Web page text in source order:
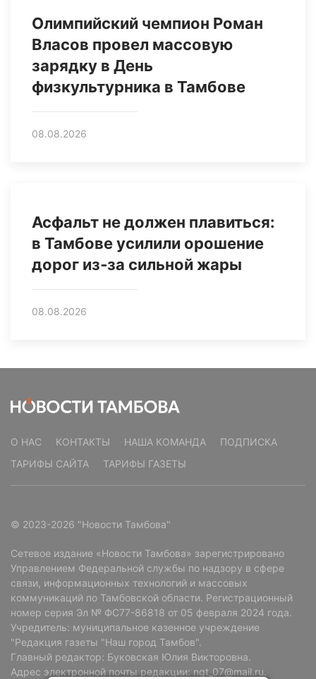
Олимпийский чемпион Роман
Власов провел массовую
зарядку в День
физкультурника в Тамбове
08.08.2026
Асфальт не должен плавиться:
в Тамбове усилили орошение
дорог из‑за сильной жары
08.08.2026
О НАС КОНТАКТЫ НАША КОМАНДА
ПОДПИСКА
ТАРИФЫ САЙТА
ТАРИФЫ ГАЗЕТЫ
© 2023-2026 "Новости Тамбова"
Сетевое издание «Новости Тамбова» зарегистрировано
Управлением Федеральной службы по надзору в сфере
связи, информационных технологий и массовых
коммуникаций по Тамбовской области. Регистрационный
номер серия Эл № ФС77-86818 от 05 февраля 2024 года.
Учредитель: муниципальное казенное учреждение
"Редакция газеты "Наш город Тамбов".
Главный редактор: Буковская Юлия Викторовна.
Адрес электронной почты редакции: ngt_07@mail.ru.